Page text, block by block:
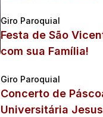
Giro Paroquial
Festa de São
com sua Família!
Giro Paroquial
Concerto de
Universitária Jesus